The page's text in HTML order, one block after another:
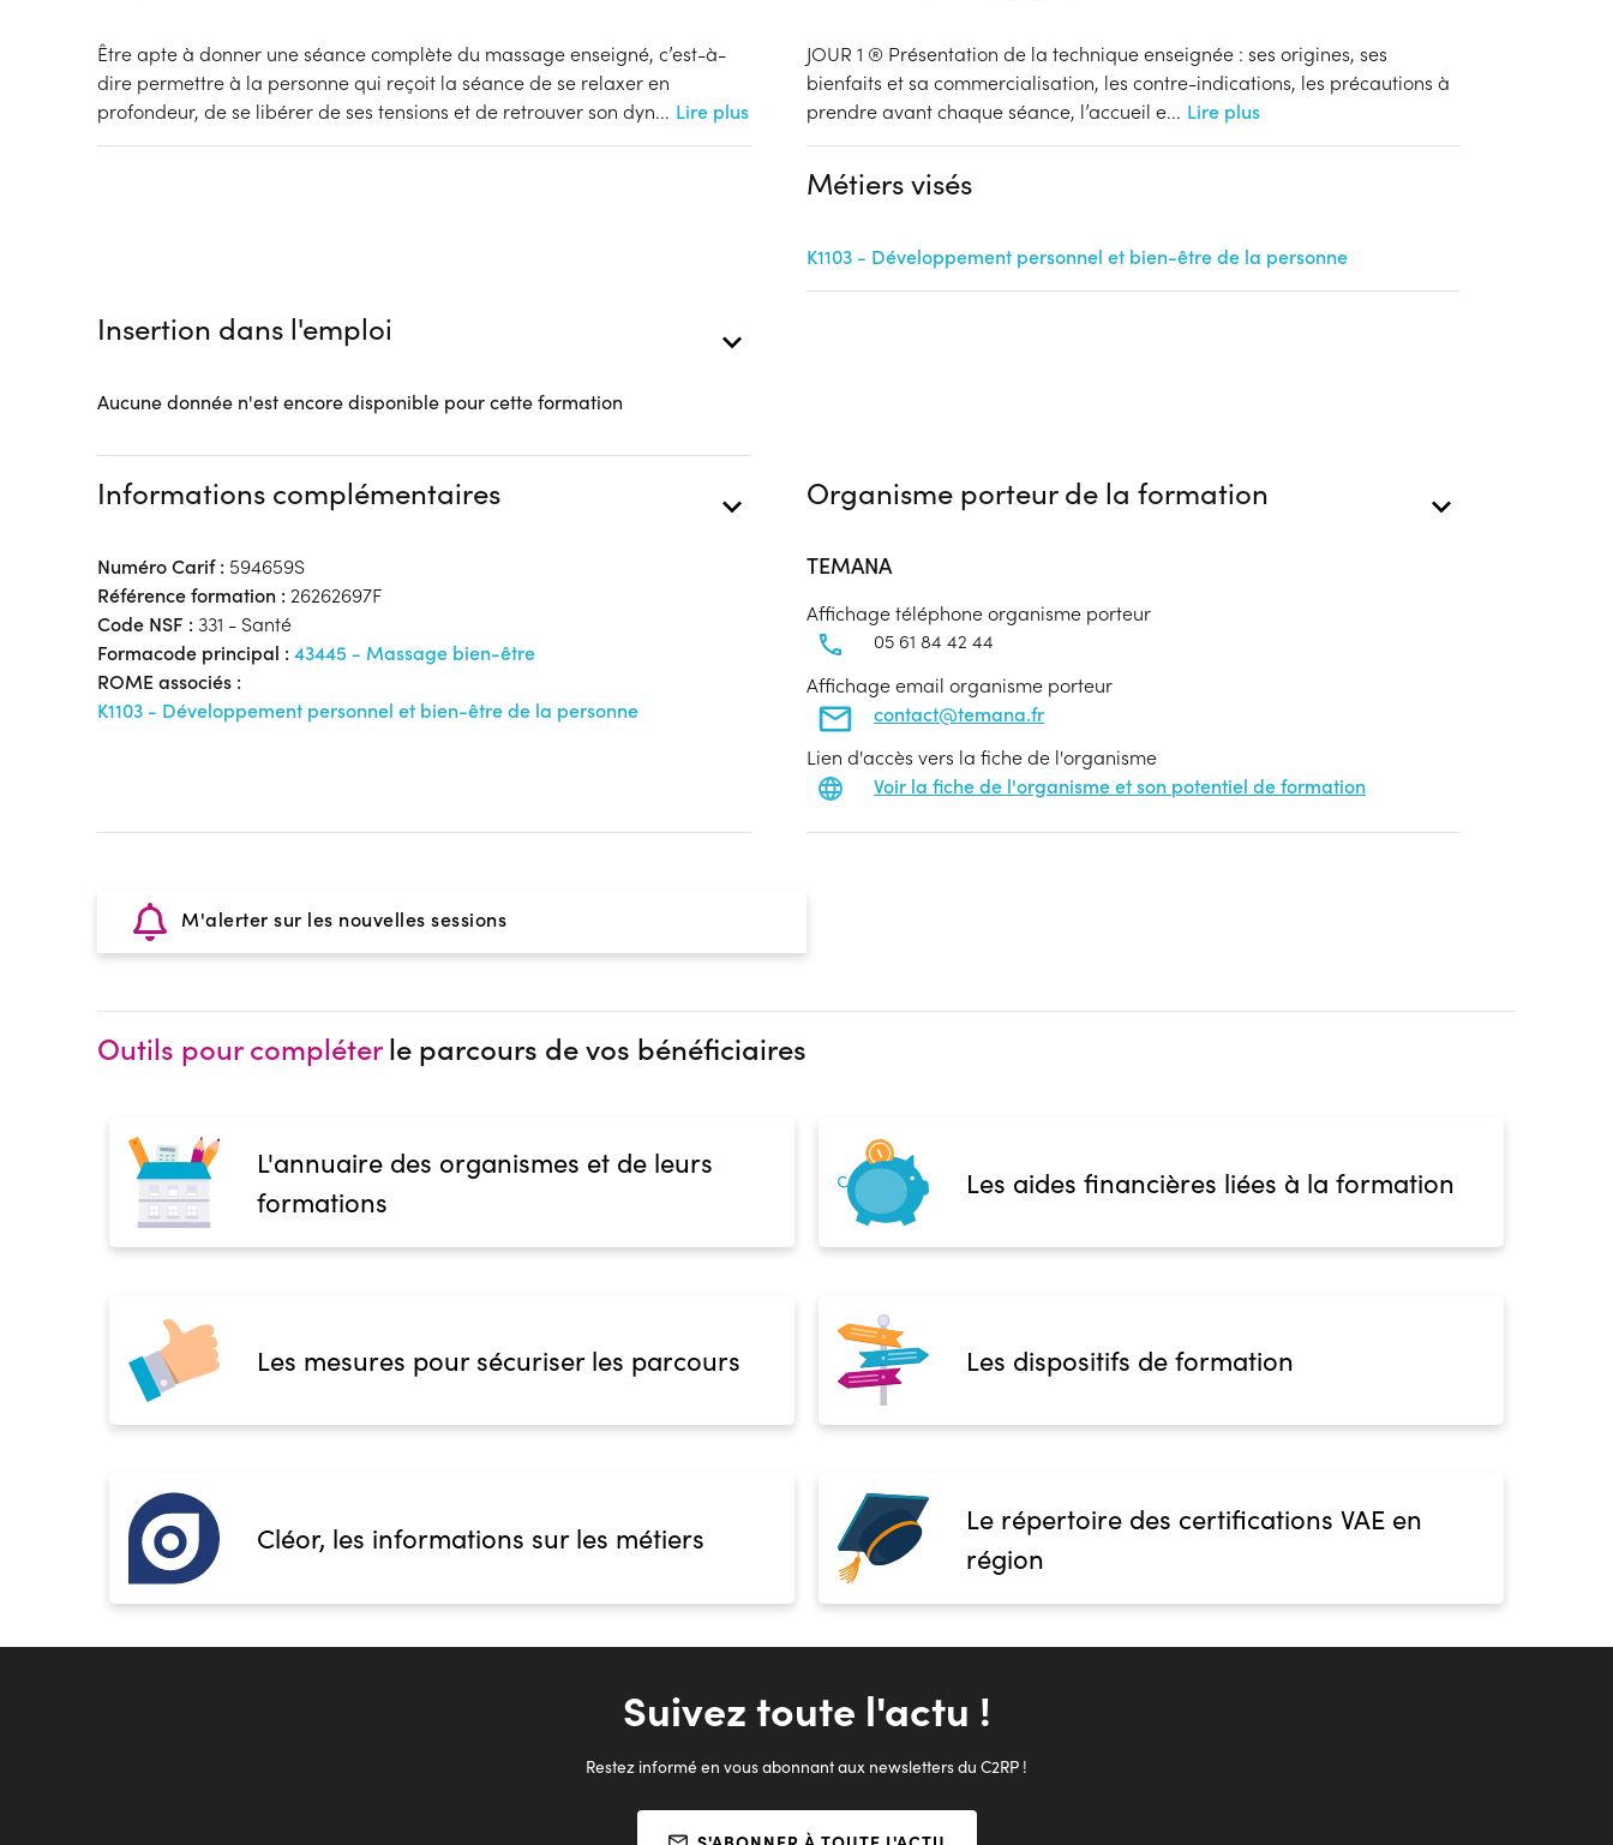
Modalités de formation
Rythme :
Temps partiel
Type de parcours :
Lieu de formation
Accueil sur le lieu de formation
Restauration :Pas de restauration
En recherche d'emploi, Tout public
Réunions d'informations
Aucune information
Complément d'information
Aucune information
Être apte à donner une séance complète du massage enseigné, c’est-à-
dire permettre à la personne qui reçoit la séance de se relaxer en
profondeur, de se libérer de ses tensions et de retrouver son dyn... Lire plus
JOUR 1 ® Présentation de la technique enseignée : ses origines, ses
bienfaits et sa commercialisation, les contre-indications, les précautions à
prendre avant chaque séance, l’accueil e... Lire plus
Métiers visés
K1103 - Développement personnel et bien-être de la personne
Insertion dans l'emploi
Aucune donnée n'est encore disponible pour cette formation
Informations complémentaires
Numéro Carif : 594659S
Référence formation : 26262697F
Code NSF : 331 - Santé
Formacode principal : 43445 - Massage bien-être
ROME associés :
K1103 - Développement personnel et bien-être de la personne
Organisme porteur de la formation
TEMANA
Affichage téléphone organisme porteur
05 61 84 42 44
Affichage email organisme porteur
contact@temana.fr
Lien d'accès vers la fiche de l'organisme
Voir la fiche de l'organisme et son potentiel de formation
M'alerter sur les nouvelles sessions
Outils pour compléterle parcours de vos bénéficiaires
L'annuaire des organismes et de leurs
formations
Les aides financières liées à la formation
Les mesures pour sécuriser les parcours Les dispositifs de formation
Cléor, les informations sur les métiers
Le répertoire des certifications VAE en
région
Suivez toute l'actu !
Restez informé en vous abonnant aux newsletters du C2RP !